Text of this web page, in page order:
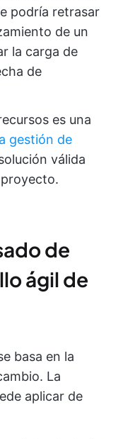
podría retrasar
de un
la carga de
de
es una
gestión de
válida
de
ágil de
basa en la
La
aplicar de